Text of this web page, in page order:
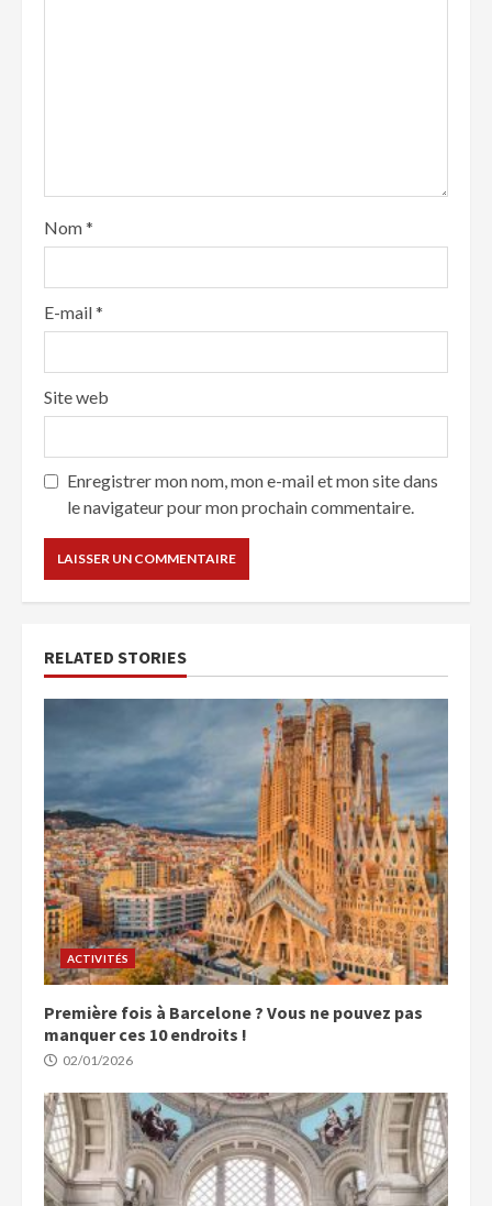
Nom*
E-mail*
Site web
Enregistrer mon nom, mon e-mail et mon site dans
le navigateur pour mon prochain commentaire.
RELATED STORIES
ACTIVITÉS
Première fois à Barcelone ? Vous ne pouvez pas
manquer ces 10 endroits !
02/01/2026